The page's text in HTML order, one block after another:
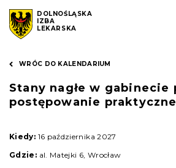
DOLNOŚLĄSKA
IZBA
LEKARSKA
WRÓC DO KALENDARIUM
Stany nagłe w gabinecie
postępowanie praktyczne
Kiedy: 16 października 2027
Gdzie: al. Matejki 6, Wrocław